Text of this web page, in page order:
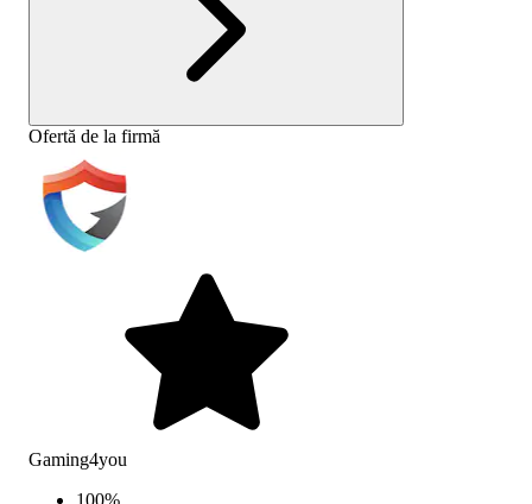
Ofertă de la firmă
Gaming4you
100%